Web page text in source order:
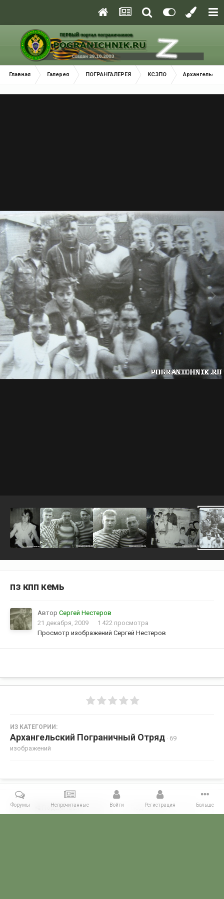
Главная Галерея ПОГРАНГАЛЕРЕЯ КСЗПО
пз кпп кемь
Автор Сергей Нестеров
21 декабря, 2009
1 422 просмотра
Просмотр изображений Сергей Нестеров
ИЗ КАТЕГОРИИ:
Архангельский Пограничный Отряд · 69
изображений
Поделиться Подписчики 0
Форумы Непрочитанные Войти Регистрация Больше